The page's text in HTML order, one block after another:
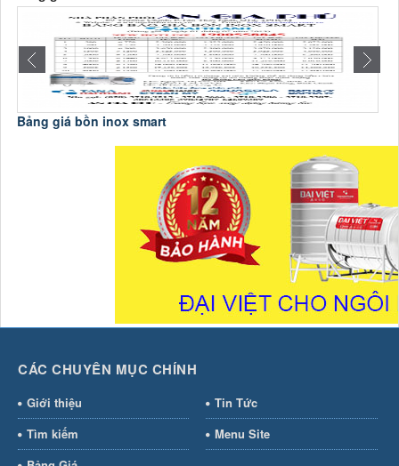
Bảng giá bồn inox ĐẠI VIỆT
CÁC CHUYÊN MỤC CHÍNH
Giới thiệu
Tin Tức
Tìm kiếm
Menu Site